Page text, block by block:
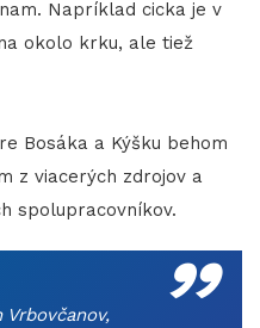
Napríklad cicka je v
okolo krku, ale tiež
a Kýšku behom
z viacerých zdrojov a
spolupracovníkov.„